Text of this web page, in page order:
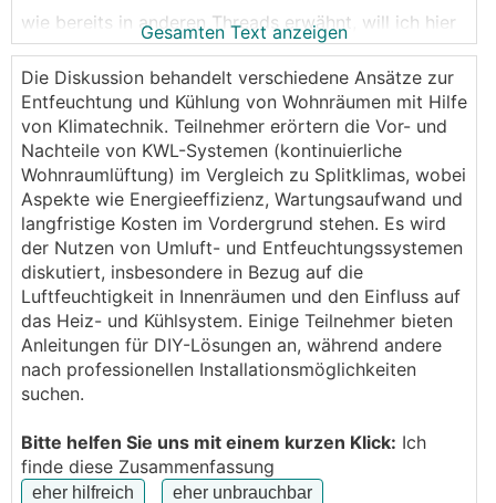
wie bereits in anderen Threads erwähnt, will ich hier
das jeden Sommer wiederaufkommende Thema
"sommerliche Entfeuchtung perKWL"
zusammenfassen, und alle bisher diskutierten DIY-
Lösungsideen und auch fertigeKWL-Produkt-
Lösungen auflisten.
Wem das jetzt alles nichts sagt, hier mal eine
Einführung ins Thema:
Das Thema kommt immer wieder auf, weil es
mittlerweile immer mehr Häuser gibt, die mit ihrer
Wärmepumpe im Sommer kühlen, und dazu die
Heizflächen nutzen.
Aber bei dieser Art von Flächenkühlung wird eben
nur die Temperatur im Raum reduziert, aber nicht die
Luftfeuchtigkeit, wie es bei Split-Klimageräten der
Die Folge ist dann im schlimmsten Fall das Gefühl
eines kalten Kellers oder einer Höhle.
Kühl, aber feucht. Auch gab es schon Schimmel-
Gesamten Text anzeigen
Die Diskussion behandelt verschiedene Ansätze zur
Entfeuchtung und Kühlung von Wohnräumen mit Hilfe
von Klimatechnik. Teilnehmer erörtern die Vor- und
Nachteile von KWL-Systemen (kontinuierliche
Wohnraumlüftung) im Vergleich zu Splitklimas, wobei
Aspekte wie Energieeffizienz, Wartungsaufwand und
langfristige Kosten im Vordergrund stehen. Es wird
der Nutzen von Umluft- und Entfeuchtungssystemen
diskutiert, insbesondere in Bezug auf die
Luftfeuchtigkeit in Innenräumen und den Einfluss auf
das Heiz- und Kühlsystem. Einige Teilnehmer bieten
Anleitungen für DIY-Lösungen an, während andere
nach professionellen Installationsmöglichkeiten
suchen.
Bitte helfen Sie uns mit einem kurzen Klick: Ich
finde diese Zusammenfassung